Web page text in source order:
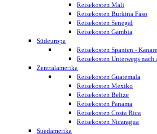
Reisekosten Mali
Reisekosten Burkina Faso
Reisekosten Senegal
Reisekosten Gambia
Südeuropa
Reisekosten Spanien -
Reisekosten Unterwegs nach
Zentralamerika
Reisekosten Guatemala
Reisekosten Mexiko
Reisekosten Belize
Reisekosten Panama
Reisekosten Costa Rica
Reisekosten Nicaragua
Suedamerika